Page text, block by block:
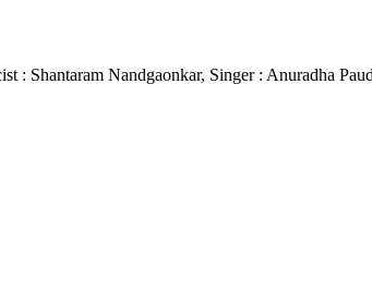
: Shantaram Nandgaonkar, Singer : Anuradha